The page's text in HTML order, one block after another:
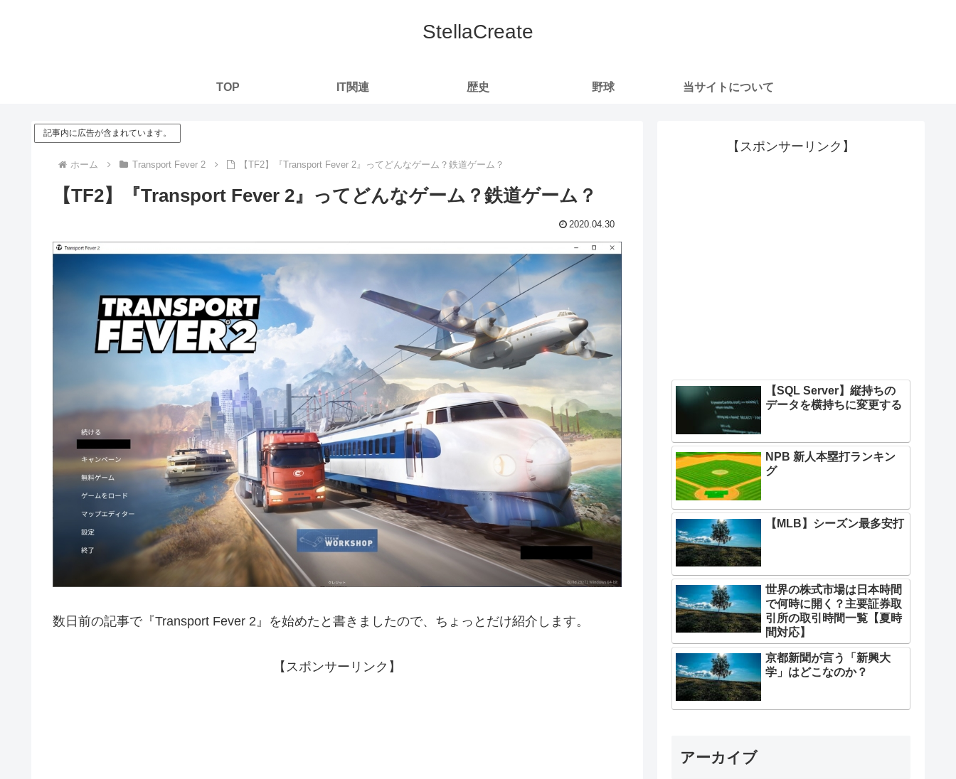
StellaCreate
TOP IT関連 歴史 野球 当サイトについて
記事内に広告が含まれています。
ホーム Transport Fever 2 【TF2】『Transport Fever 2』ってどんなゲーム？鉄道ゲーム？
【TF2】『Transport Fever 2』ってどんなゲーム？鉄道ゲーム？
2020.04.30
数日前の記事で『Transport Fever 2』を始めたと書きましたので、ちょっとだけ紹介します。
【スポンサーリンク】
【スポンサーリンク】
【SQL Server】縦持ちの
データを横持ちに変更する
NPB 新人本塁打ランキン
グ
【MLB】シーズン最多安打
世界の株式市場は日本時間
で何時に開く？主要証券取
引所の取引時間一覧【夏時
間対応】
京都新聞が言う「新興大
学」はどこなのか？
アーカイブ